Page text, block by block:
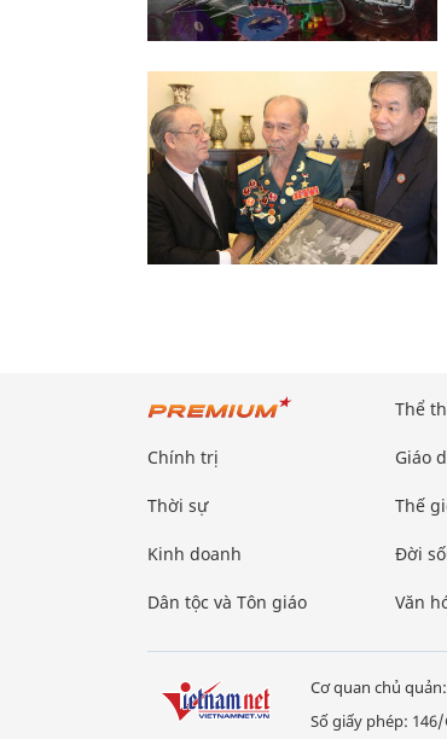
Chính trị
Thời sự
Kinh doanh
Dân tộc và Tôn giáo
Thể
Giáo
Thế
Đời
Văn
Cơ quan chủ
Số giấy phép: